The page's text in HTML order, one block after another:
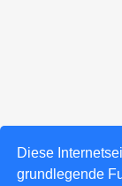
Diese
grundlegende